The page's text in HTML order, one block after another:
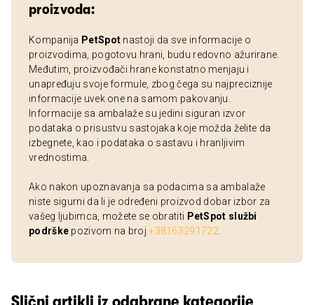
proizvoda:
Kompanija PetSpot nastoji da sve informacije o
proizvodima, pogotovu hrani, budu redovno ažurirane.
Međutim, proizvođači hrane konstatno menjaju i
unapređuju svoje formule, zbog čega su najpreciznije
informacije uvek one na samom pakovanju.
Informacije sa ambalaže su jedini siguran izvor
podataka o prisustvu sastojaka koje možda želite da
izbegnete, kao i podataka o sastavu i hranljivim
vrednostima.
Ako nakon upoznavanja sa podacima sa ambalaže
niste sigurni da li je određeni proizvod dobar izbor za
vašeg ljubimca, možete se obratiti PetSpot službi
podrške pozivom na broj+38163291722